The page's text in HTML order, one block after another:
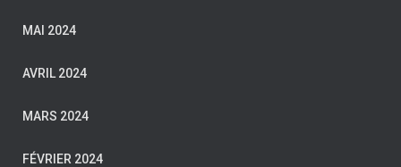
MAI 2024
AVRIL 2024
MARS 2024
FÉVRIER 2024